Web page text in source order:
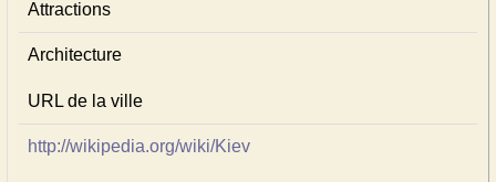
Attractions
Architecture
URL de la ville
http://wikipedia.org/wiki/Kiev